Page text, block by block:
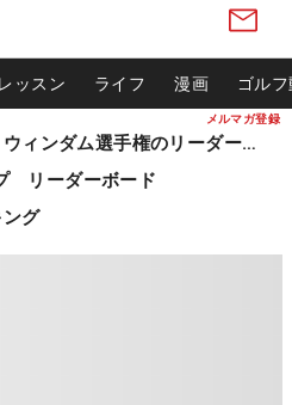
メルマガ登録
レッスン ライフ 漫画 ゴル
松山英樹ら出場 ウィンダム選手権のリーダーボード
リーダーボード
グ